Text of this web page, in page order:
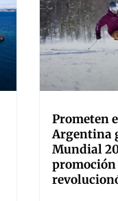
Prometen
Argentina
Mundial
promoción